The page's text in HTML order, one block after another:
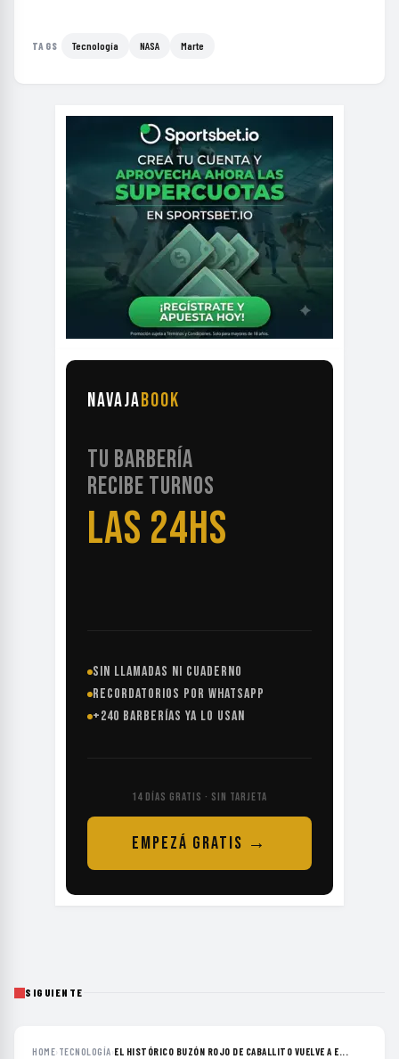
TAGS Tecnología NASA Marte
NAVAJABOOK
TU BARBERÍA
RECIBE TURNOS
LAS 24HS
SIN LLAMADAS NI CUADERNO
RECORDATORIOS POR WHATSAPP
+240 BARBERÍAS YA LO USAN
14 DÍAS GRATIS · SIN TARJETA
EMPEZÁ GRATIS →
SIGUIENTE
HOME› TECNOLOGÍA›EL HISTÓRICO BUZÓN ROJO DE CABALLITO VUELVE A E...